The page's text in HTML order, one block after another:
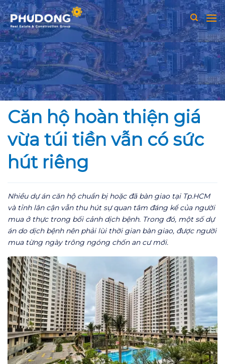
Skip
to
content
Căn hộ hoàn thiện giá
vừa túi tiền vẫn có sức
hút riêng
Nhiều dự án căn hộ chuẩn bị hoặc đã bàn giao tại Tp.HCM
và tỉnh lân cận vẫn thu hút sự quan tâm đáng kể của người
mua ở thực trong bối cảnh dịch bệnh. Trong đó, một số dự
án do dịch bệnh nên phải lùi thời gian bàn giao, được người
mua từng ngày trông ngóng chốn an cư mới.